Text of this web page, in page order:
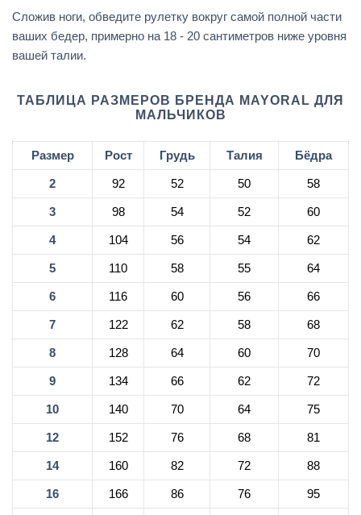
Сложив ноги, обведите рулетку вокруг самой полной части
ваших бедер, примерно на 18 - 20 сантиметров ниже уровня
вашей талии.
ТАБЛИЦА РАЗМЕРОВ БРЕНДА MAYORAL ДЛЯ
МАЛЬЧИКОВ
Размер Рост Грудь Талия Бёдра
2 92 52 50 58
3 98 54 52 60
4 104 56 54 62
5 110 58 55 64
6 116 60 56 66
7 122 62 58 68
8 128 64 60 70
9 134 66 62 72
10 140 70 64 75
12 152 76 68 81
14 160 82 72 88
16 166 86 76 95